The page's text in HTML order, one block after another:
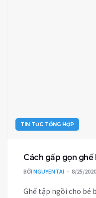
TIN TỨC TỔNG HỢP
Cách gấp gọn
BỞI NGUYENTAI 8/25/2020
Ghế tập ngồi cho bé